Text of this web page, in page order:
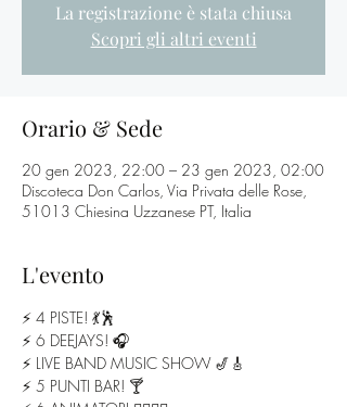
La registrazione è stata chiusa
Scopri gli altri eventi
Orario & Sede
20 gen 2023, 22:00 – 23 gen 2023, 02:00
Discoteca Don Carlos, Via Privata delle Rose,
51013 Chiesina Uzzanese PT, Italia
L'evento
⚡️ 4 PISTE! 💃🕺
⚡️ 6 DEEJAYS! 🎧
⚡️ LIVE BAND MUSIC SHOW 🎷🎸
⚡️ 5 PUNTI BAR! 🍸